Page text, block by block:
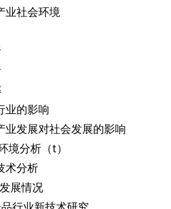
业社会环境
业的影响
业发展对社会发展的影响
境分析（t）
术分析
展情况